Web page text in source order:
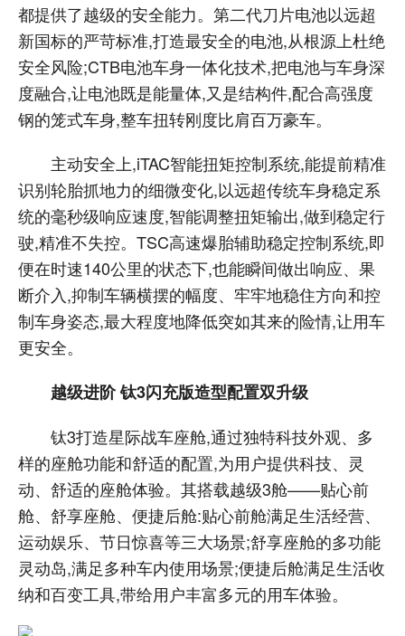
都提供了越级的安全能力。第二代刀片电池以远超
新国标的严苛标准,打造最安全的电池,从根源上杜绝
安全风险;CTB电池车身一体化技术,把电池与车身深
度融合,让电池既是能量体,又是结构件,配合高强度
钢的笼式车身,整车扭转刚度比肩百万豪车。
主动安全上,iTAC智能扭矩控制系统,能提前精准
识别轮胎抓地力的细微变化,以远超传统车身稳定系
统的毫秒级响应速度,智能调整扭矩输出,做到稳定行
驶,精准不失控。TSC高速爆胎辅助稳定控制系统,即
便在时速140公里的状态下,也能瞬间做出响应、果
断介入,抑制车辆横摆的幅度、牢牢地稳住方向和控
制车身姿态,最大程度地降低突如其来的险情,让用车
更安全。
越级进阶 钛3闪充版造型配置双升级
钛3打造星际战车座舱,通过独特科技外观、多
样的座舱功能和舒适的配置,为用户提供科技、灵
动、舒适的座舱体验。其搭载越级3舱——贴心前
舱、舒享座舱、便捷后舱:贴心前舱满足生活经营、
运动娱乐、节日惊喜等三大场景;舒享座舱的多功能
灵动岛,满足多种车内使用场景;便捷后舱满足生活收
纳和百变工具,带给用户丰富多元的用车体验。